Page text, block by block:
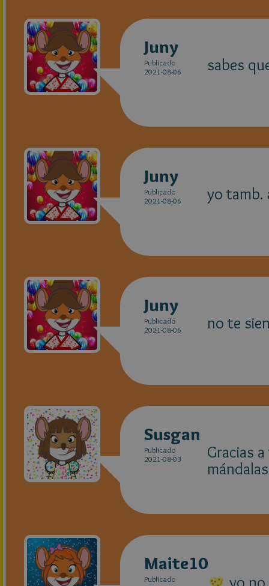
Juny
Publicado
2021-08-06
sabes
Juny
Publicado
2021-08-06
yo tamb.
Juny
Publicado
2021-08-06
no te
Susgan
Publicado
2021-08-03
Gracias
Maite10
Publicado